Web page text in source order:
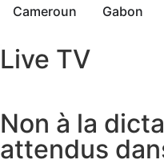
Cameroun Gabon
Live TV
Non à la
attendus